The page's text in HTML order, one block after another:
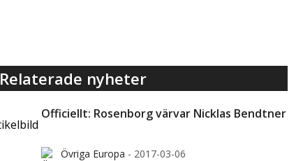
Relaterade nyheter
Officiellt: Rosenborg värvar Nicklas Bendtner
Övriga Europa - 2017-03-06